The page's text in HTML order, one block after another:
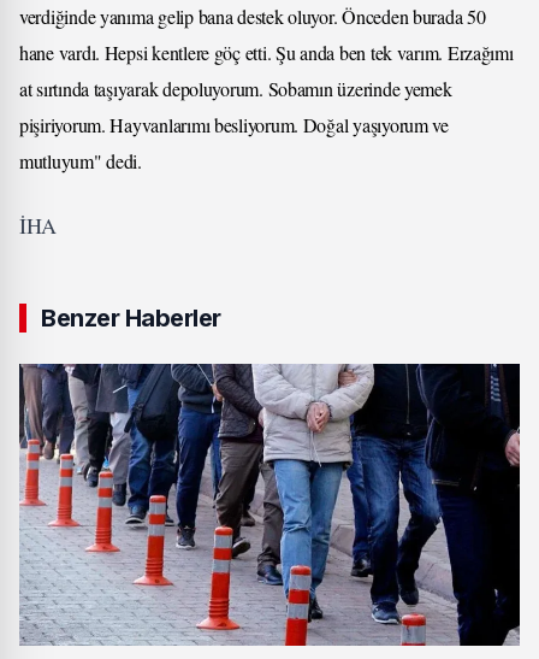
verdiğinde yanıma gelip bana destek oluyor. Önceden burada 50
hane vardı. Hepsi kentlere göç etti. Şu anda ben tek varım. Erzağımı
at sırtında taşıyarak depoluyorum. Sobamın üzerinde yemek
pişiriyorum. Hayvanlarımı besliyorum. Doğal yaşıyorum ve
mutluyum" dedi.
İHA
Benzer Haberler